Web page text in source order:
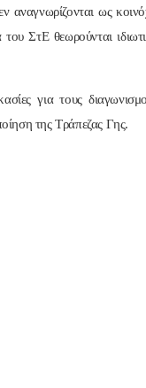
αναγνωρίζονται ως
ΣτΕ θεωρούνται
για τους
της Τράπεζας Γης.